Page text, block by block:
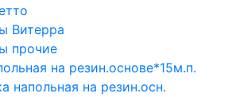
Витерра
прочие
на резин.основе*15м.п.
напольная на резин.осн.